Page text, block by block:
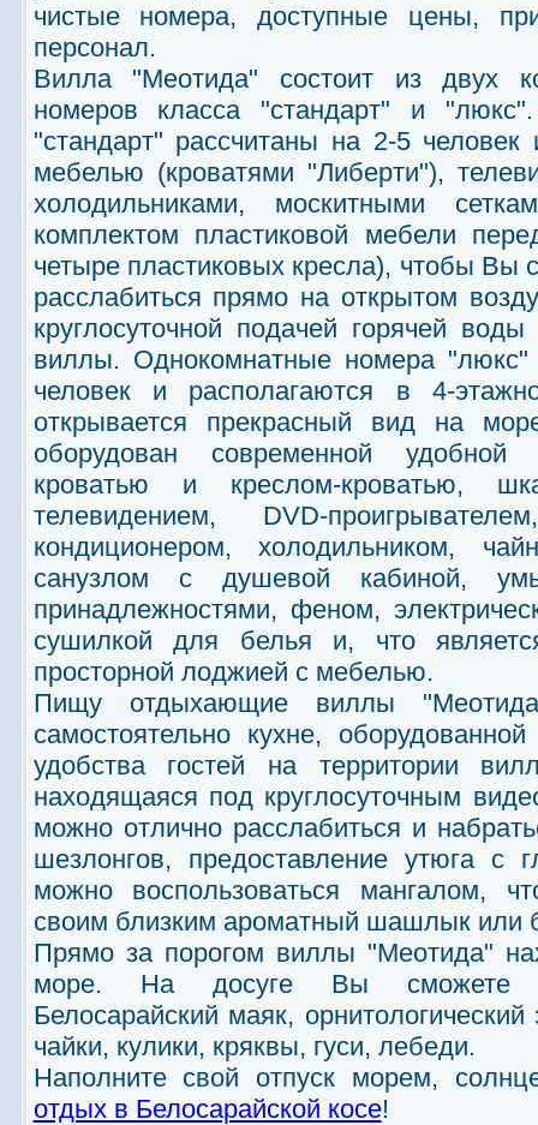
чистые номера, доступные цены,
персонал.
Вилла "Меотида" состоит из двух
номеров класса "стандарт" и
"стандарт" рассчитаны на 2-5
мебелью (кроватями "Либерти"),
холодильниками, москитными
комплектом пластиковой мебели
четыре пластиковых кресла), чтобы Вы
расслабиться прямо на открытом
круглосуточной подачей горячей
виллы. Однокомнатные номера "люкс"
человек и располагаются в 4-
открывается прекрасный вид на
оборудован современной удобной
кроватью и креслом-кроватью,
телевидением, DVD-
кондиционером, холодильником,
санузлом с душевой кабиной,
принадлежностями, феном,
сушилкой для белья и, что
просторной лоджией с мебелью.
Пищу отдыхающие виллы
самостоятельно кухне,
удобства гостей на территории
находящаяся под круглосуточным
можно отлично расслабиться и
шезлонгов, предоставление утюга с
можно воспользоваться мангалом,
своим близким ароматный шашлык или
Прямо за порогом виллы "Меотида"
море. На досуге Вы сможете
Белосарайский маяк, орнитологический
чайки, кулики, кряквы, гуси, лебеди.
Наполните свой отпуск морем,
отдых в Белосарайской косе!